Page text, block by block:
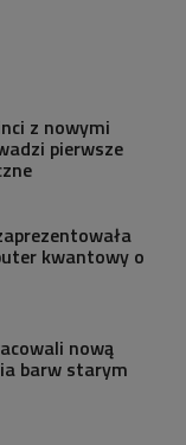
z nowymi
pierwsze
kwantowy o
nową
barw starym